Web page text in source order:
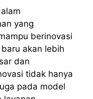
yang
berinovasi
akan lebih
dan
tidak hanya
pada model